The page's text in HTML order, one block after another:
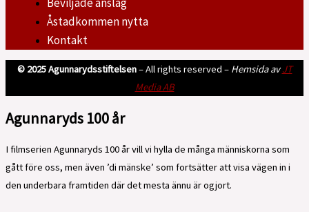
Åstadkommen nytta
Kontakt
© 2025 Agunnarydsstiftelsen– All rights reserved – Hemsida avJT
Media AB
Agunnaryds 100 år
I filmserien Agunnaryds 100 år vill vi hylla de många människorna som
gått före oss, men även ’di mänske’ som fortsätter att visa vägen in i
den underbara framtiden där det mesta ännu är ogjort.